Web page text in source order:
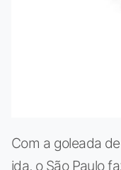
Com a goleada
ida, o São Paulo